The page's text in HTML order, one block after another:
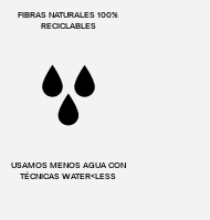
FIBRAS NATURALES 100%
RECICLABLES
USAMOS MENOS AGUA CON
TÉCNICAS WATER<LESS